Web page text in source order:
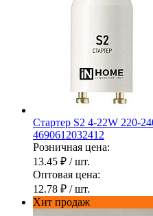
Стартер S2 4-22W 220-
4690612032412
Розничная цена:
13.45 ₽ / шт.
Оптовая цена:
12.78 ₽ / шт.
Хит продаж